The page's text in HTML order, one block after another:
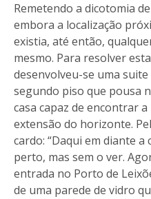
Remetendo a dicotomia
embora a localização
existia, até então,
mesmo. Para resolver
desenvolveu-se uma
segundo piso que pousa
casa capaz de encontrar
extensão do horizonte.
cardo: “Daqui em diante a
perto, mas sem o ver.
entrada no Porto de
de uma parede de vidro